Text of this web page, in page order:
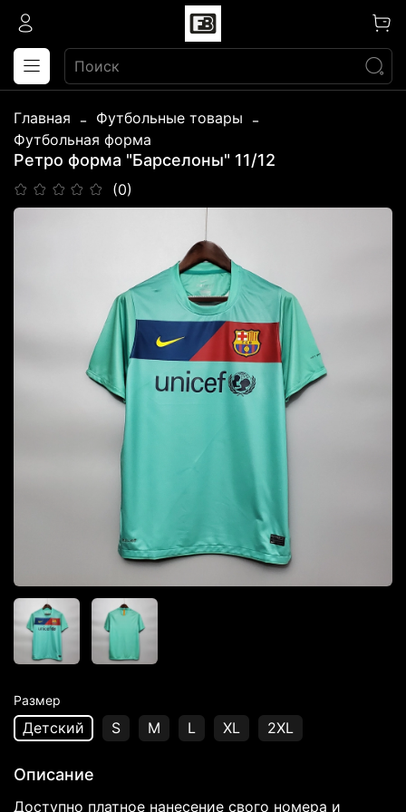
Главная
Футбольные товары
Футбольная форма
Ретро форма "Барселоны" 11/12
(0)
Размер
Детский S M L XL 2XL
Описание
Доступно платное нанесение свого номера и